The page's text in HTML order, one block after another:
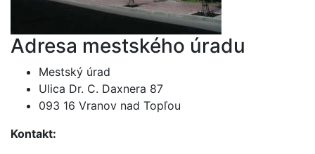
Adresa mestského úradu
Mestský úrad
Ulica Dr. C. Daxnera 87
093 16 Vranov nad Topľou
Kontakt: